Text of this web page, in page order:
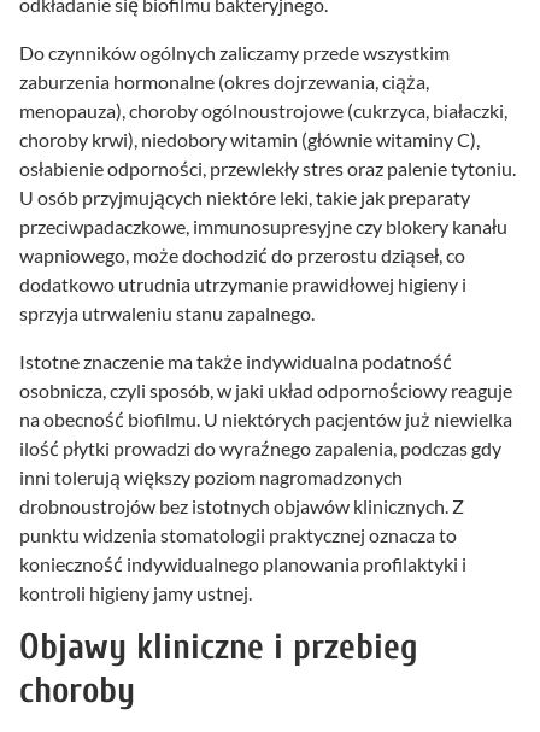
Do czynników ogólnych zaliczamy przede wszystkim
zaburzenia hormonalne (okres dojrzewania, ciąża,
menopauza), choroby ogólnoustrojowe (cukrzyca, białaczki,
choroby krwi), niedobory witamin (głównie witaminy C),
osłabienie odporności, przewlekły stres oraz palenie tytoniu.
U osób przyjmujących niektóre leki, takie jak preparaty
przeciwpadaczkowe, immunosupresyjne czy blokery kanału
wapniowego, może dochodzić do przerostu dziąseł, co
dodatkowo utrudnia utrzymanie prawidłowej higieny i
sprzyja utrwaleniu stanu zapalnego.
Istotne znaczenie ma także indywidualna podatność
osobnicza, czyli sposób, w jaki układ odpornościowy reaguje
na obecność biofilmu. U niektórych pacjentów już niewielka
ilość płytki prowadzi do wyraźnego zapalenia, podczas gdy
inni tolerują większy poziom nagromadzonych
drobnoustrojów bez istotnych objawów klinicznych. Z
punktu widzenia stomatologii praktycznej oznacza to
konieczność indywidualnego planowania profilaktyki i
kontroli higieny jamy ustnej.
Objawy kliniczne i przebieg
choroby